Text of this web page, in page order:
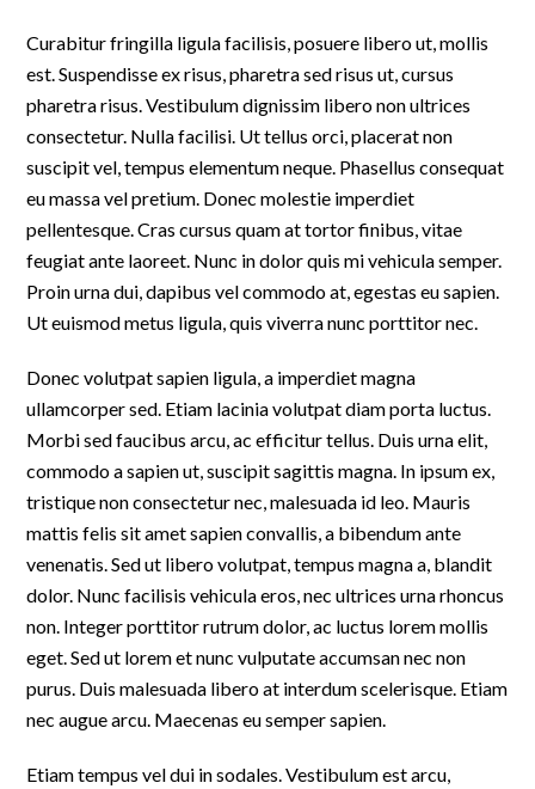
Curabitur fringilla ligula facilisis, posuere libero ut, mollis
est. Suspendisse ex risus, pharetra sed risus ut, cursus
pharetra risus. Vestibulum dignissim libero non ultrices
consectetur. Nulla facilisi. Ut tellus orci, placerat non
suscipit vel, tempus elementum neque. Phasellus consequat
eu massa vel pretium. Donec molestie imperdiet
pellentesque. Cras cursus quam at tortor finibus, vitae
feugiat ante laoreet. Nunc in dolor quis mi vehicula semper.
Proin urna dui, dapibus vel commodo at, egestas eu sapien.
Ut euismod metus ligula, quis viverra nunc porttitor nec.
Donec volutpat sapien ligula, a imperdiet magna
ullamcorper sed. Etiam lacinia volutpat diam porta luctus.
Morbi sed faucibus arcu, ac efficitur tellus. Duis urna elit,
commodo a sapien ut, suscipit sagittis magna. In ipsum ex,
tristique non consectetur nec, malesuada id leo. Mauris
mattis felis sit amet sapien convallis, a bibendum ante
venenatis. Sed ut libero volutpat, tempus magna a, blandit
dolor. Nunc facilisis vehicula eros, nec ultrices urna rhoncus
non. Integer porttitor rutrum dolor, ac luctus lorem mollis
eget. Sed ut lorem et nunc vulputate accumsan nec non
purus. Duis malesuada libero at interdum scelerisque. Etiam
nec augue arcu. Maecenas eu semper sapien.
Etiam tempus vel dui in sodales. Vestibulum est arcu,